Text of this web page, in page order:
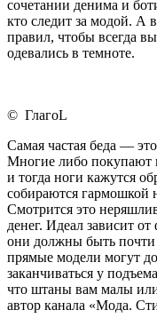
сочетании денима и
кто следит за модой. А
правил, чтобы всегда
одевались в темноте.
© ГлагоL
Самая частая беда —
Многие либо покупают
и тогда ноги кажутся
собираются гармошкой
Смотрится это
денег. Идеал зависит
они должны быть почти
прямые модели могут
заканчиваться у
что штаны вам малы или
автор канала «Мода.